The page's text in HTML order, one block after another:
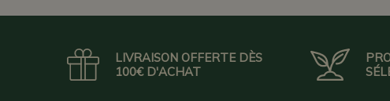
LIVRAISON OFFERTE DÈS
100€ D'ACHAT